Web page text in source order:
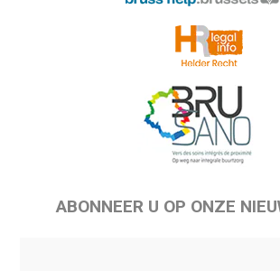
ABONNEER U OP ONZE